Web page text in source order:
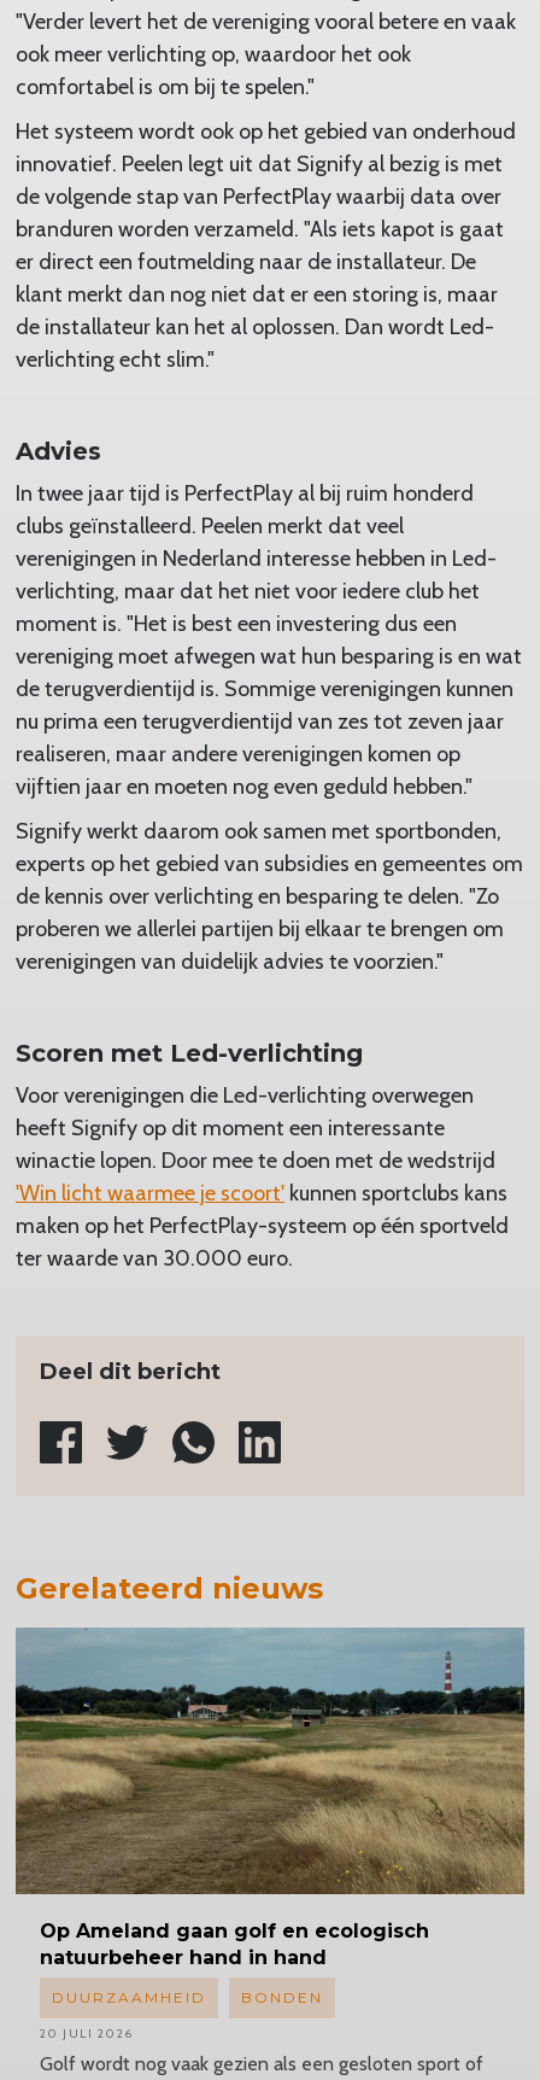
"Verder levert het de vereniging vooral betere en vaak
ook meer verlichting op, waardoor het ook
comfortabel is om bij te spelen."
Het systeem wordt ook op het gebied van onderhoud
innovatief. Peelen legt uit dat Signify al bezig is met
de volgende stap van PerfectPlay waarbij data over
branduren worden verzameld. "Als iets kapot is gaat
er direct een foutmelding naar de installateur. De
klant merkt dan nog niet dat er een storing is, maar
de installateur kan het al oplossen. Dan wordt Led-
verlichting echt slim."
Advies
In twee jaar tijd is PerfectPlay al bij ruim honderd
clubs geïnstalleerd. Peelen merkt dat veel
verenigingen in Nederland interesse hebben in Led-
verlichting, maar dat het niet voor iedere club het
moment is. "Het is best een investering dus een
vereniging moet afwegen wat hun besparing is en wat
de terugverdientijd is. Sommige verenigingen kunnen
nu prima een terugverdientijd van zes tot zeven jaar
realiseren, maar andere verenigingen komen op
vijftien jaar en moeten nog even geduld hebben."
Signify werkt daarom ook samen met sportbonden,
experts op het gebied van subsidies en gemeentes om
de kennis over verlichting en besparing te delen. "Zo
proberen we allerlei partijen bij elkaar te brengen om
verenigingen van duidelijk advies te voorzien."
Scoren met Led-verlichting
Voor verenigingen die Led-verlichting overwegen
heeft Signify op dit moment een interessante
winactie lopen. Door mee te doen met de wedstrijd
'Win licht waarmee je scoort'kunnen sportclubs kans
maken op het PerfectPlay-systeem op één sportveld
ter waarde van 30.000 euro.
Deel dit bericht
Gerelateerd nieuws
Op Ameland gaan golf en ecologisch
natuurbeheer hand in hand
Golf wordt nog vaak gezien als een gesloten sport of
DUURZAAMHEID BONDEN
20 JULI 2026